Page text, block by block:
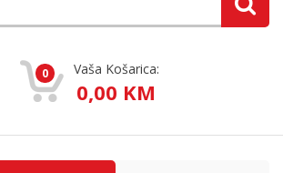
0 Vaša Košarica:
0,00 KM